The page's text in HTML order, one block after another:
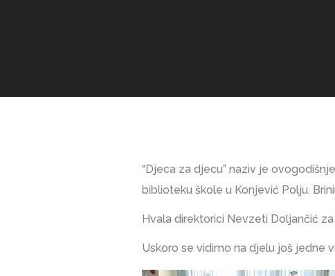
“Djeca za djecu” naziv je
biblioteku škole u Konjević Polju.
Hvala direktorici Nevzeti Doljančić
Uskoro se vidimo na djelu još jedne